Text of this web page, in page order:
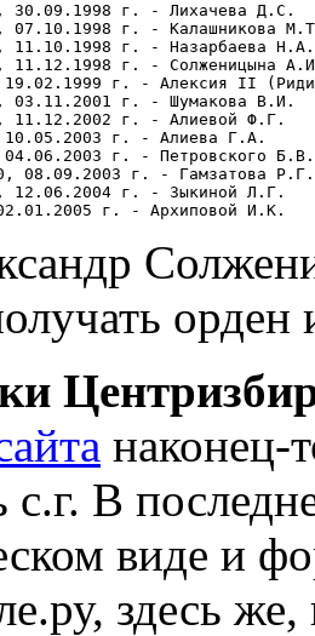
30.09.1998 г. - Лихачева Д.С.
07.10.1998 г. - Калашникова
11.10.1998 г. - Назарбаева
11.12.1998 г. - Солженицына
19.02.1999 г. - Алексия II
03.11.2001 г. - Шумакова В.И.
11.12.2002 г. - Алиевой Ф.Г.
г. - Алиева Г.А.
04.06.2003 г. - Петровского
08.09.2003 г. - Гамзатова
12.06.2004 г. - Зыкиной Л.Г.
орден
наконец-
с.г. В
виде и
здесь